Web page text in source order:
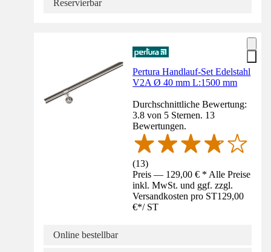
Reservierbar
Pertura Handlauf-Set Edelstahl
V2A Ø 40 mm L:1500 mm
Durchschnittliche Bewertung:
3.8 von 5 Sternen. 13
Bewertungen.
(13)
Preis — 129,00 € * Alle Preise
inkl. MwSt. und ggf. zzgl.
Versandkosten pro ST129,00
€*/ ST
Online bestellbar